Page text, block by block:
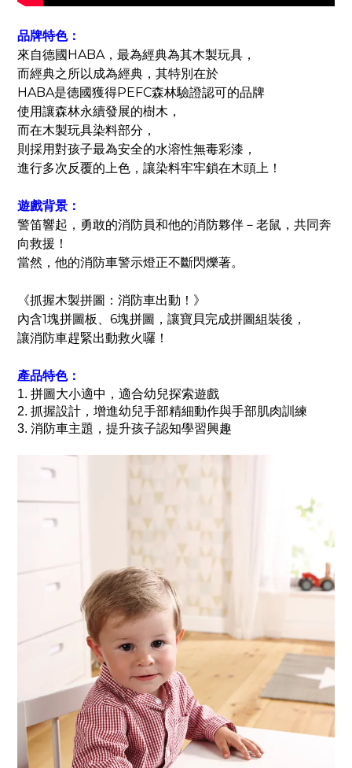
品牌特色：
來自德國HABA，最為經典為其木製玩具，
而經典之所以成為經典，其特別在於
HABA是德國獲得PEFC森林驗證認可的品牌
使用讓森林永續發展的樹木，
而在木製玩具染料部分，
則採用對孩子最為安全的水溶性無毒彩漆，
進行多次反覆的上色，讓染料牢牢鎖在木頭上！
遊戲背景：
警笛響起，勇敢的消防員和他的消防夥伴－老鼠，共同奔
向救援！
當然，他的消防車警示燈正不斷閃爍著。
《抓握木製拼圖：消防車出動！》
內含1塊拼圖板、6塊拼圖，讓寶貝完成拼圖組裝後，
讓消防車趕緊出動救火囉！
產品特色：
1. 拼圖大小適中，適合幼兒探索遊戲
2. 抓握設計，增進幼兒手部精細動作與手部肌肉訓練
3. 消防車主題，提升孩子認知學習興趣